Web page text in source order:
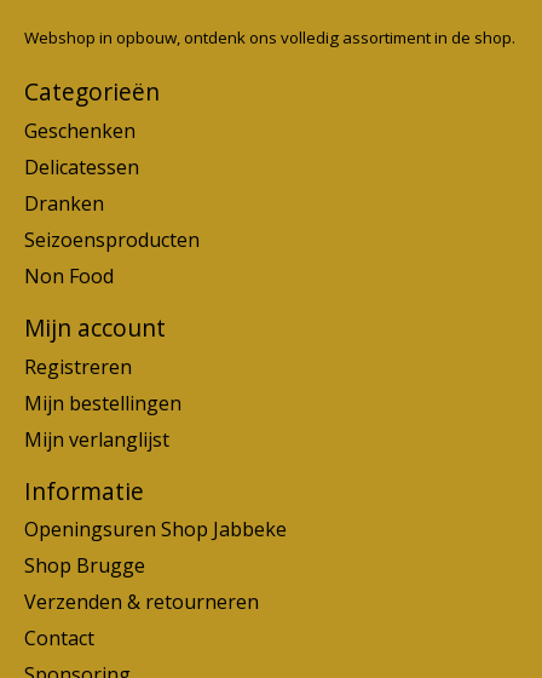
Webshop in opbouw, ontdenk ons volledig assortiment in de shop.
Categorieën
Geschenken
Delicatessen
Dranken
Seizoensproducten
Non Food
Mijn account
Registreren
Mijn bestellingen
Mijn verlanglijst
Informatie
Openingsuren Shop Jabbeke
Shop Brugge
Verzenden & retourneren
Contact